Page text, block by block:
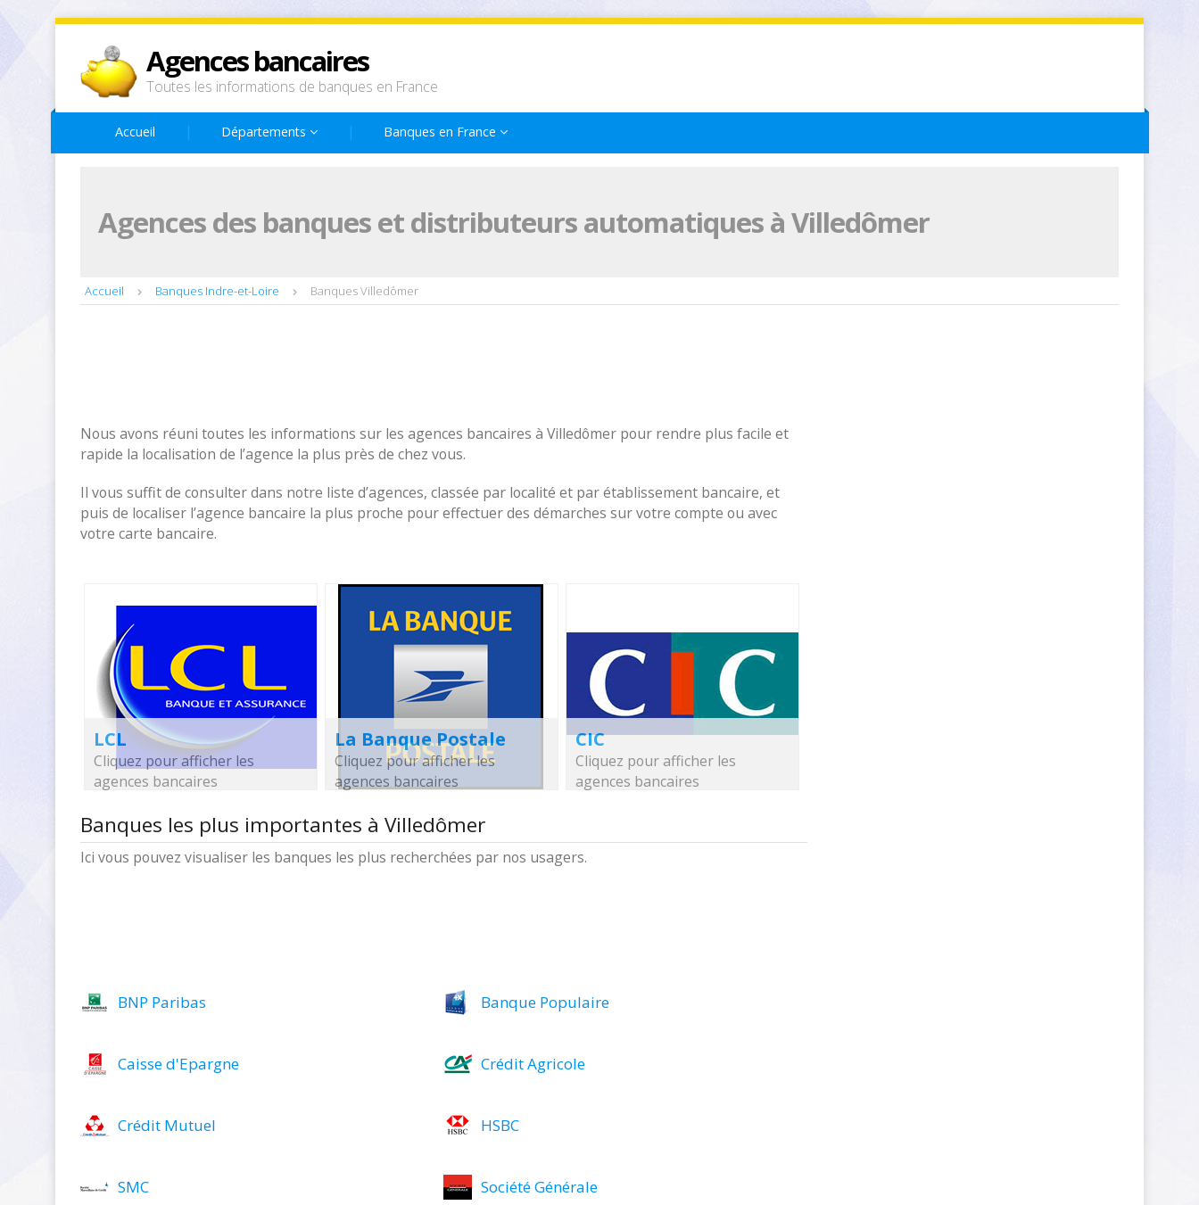
Agences bancaires
Toutes les informations de banques en France
Accueil Départements Banques en France
Agences des banques et distributeurs automatiques à Villedômer
Accueil Banques Indre-et-Loire Banques Villedômer
Nous avons réuni toutes les informations sur les agences bancaires à Villedômer pour rendre plus facile et
rapide la localisation de l’agence la plus près de chez vous.
Il vous suffit de consulter dans notre liste d’agences, classée par localité et par établissement bancaire, et
puis de localiser l’agence bancaire la plus proche pour effectuer des démarches sur votre compte ou avec
votre carte bancaire.
LCL
Cliquez pour afficher les
agences bancaires
La Banque Postale
Cliquez pour afficher les
agences bancaires
CIC
Cliquez pour afficher les
agences bancaires
Banques les plus importantes à Villedômer
Ici vous pouvez visualiser les banques les plus recherchées par nos usagers.
BNP Paribas Banque Populaire
Caisse d'Epargne Crédit Agricole
Crédit Mutuel HSBC
SMC Société Générale